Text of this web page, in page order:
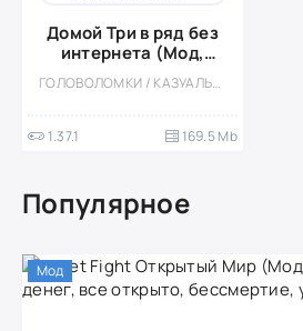
Домой Три в ряд без
интернета (Мод,
Много денег)
ГОЛОВОЛОМКИ / КАЗУАЛЬНЫЕ / ОДНОПОЛЬЗОВАТЕЛЬСКИЕ / СТИЛИЗАЦИЯ / ОФЛАЙН / МОД / ВСТРОЕННЫЙ КЕШ / ДЛЯ ДЕТЕЙ / ДЕВОЧКАМ / ТРИ В РЯД
1.37.1 169.5 Mb
Популярное
Мод